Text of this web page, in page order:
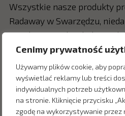
Cenimy prywatność
Używamy plików cookie, aby
wyświetlać reklamy lub treści
indywidualnych potrzeb
na stronie. Kliknięcie przycisku
zgodę na wykorzystywanie przez
Dostępny w salonach:
Wszystkie nasze produkty
Radaway w Swarzędzu,
znajduje się także hala
magazynowe.